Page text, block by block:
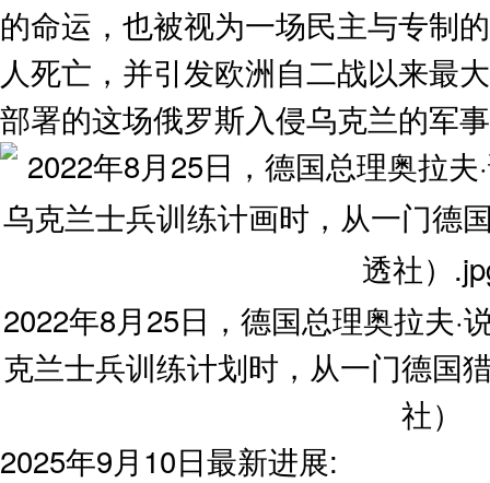
的命运，也被视为一场民主与专制
人死亡，并引发欧洲自二战以来最
部署的这场俄罗斯入侵乌克兰的军
2022年8月25日，德国总理奥拉夫·
克兰士兵训练计划时，从一门德国
社）
2025年9月10日最新进展: